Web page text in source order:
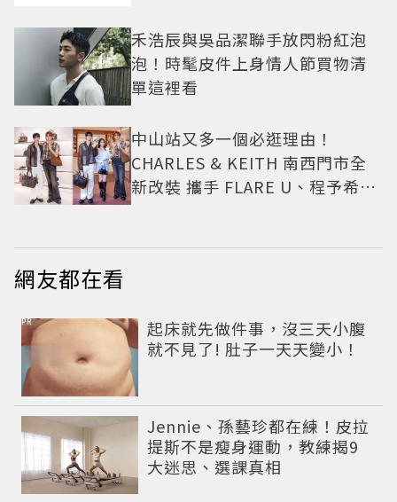
禾浩辰與吳品潔聯手放閃粉紅泡
泡！時髦皮件上身情人節買物清
單這裡看
中山站又多一個必逛理由！
CHARLES & KEITH 南西門市全
新改裝 攜手 FLARE U、程予希演
網友都在看
起床就先做件事，沒三天小腹
就不見了! 肚子一天天變小！
PR
Jennie、孫藝珍都在練！皮拉
提斯不是瘦身運動，教練揭9
大迷思、選課真相